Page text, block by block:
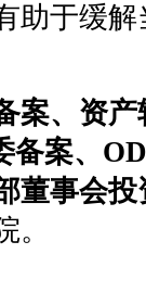
助于缓
案、资
备案、
董事会投